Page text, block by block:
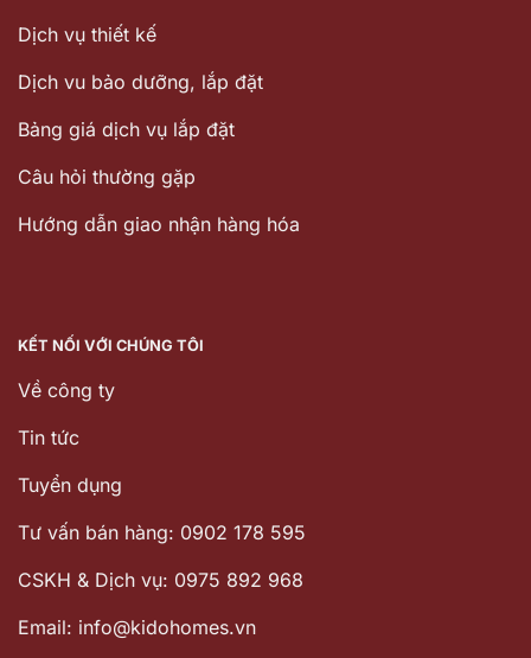
Dịch vụ thiết kế
Dịch vu bảo dưỡng, lắp đặt
Bảng giá dịch vụ lắp đặt
Câu hỏi thường gặp
Hướng dẫn giao nhận hàng hóa
KẾT NỐI VỚI CHÚNG TÔI
Về công ty
Tin tức
Tuyển dụng
Tư vấn bán hàng: 0902 178 595
CSKH & Dịch vụ: 0975 892 968
Email: info@kidohomes.vn